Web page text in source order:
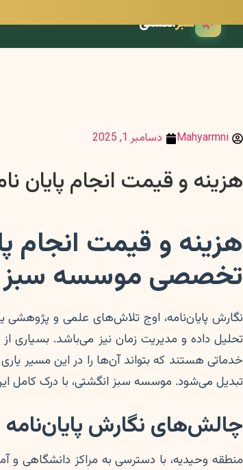
🌿 سبزانگشتی
Mahyarmni دسامبر 1, 2025
هزینه و قیمت انجام پایان
هزینه و قیمت انجام
تخصصی موسسه سبز
نگارش پایان‌نامه، اوج تلاش‌های علمی و
تحلیل داده و مدیریت زمان نیز می‌باشد. بسیاری
خدماتی هستند که بتواند آن‌ها را در این مسیر
تبدیل می‌شود. موسسه سبز انگشتی، با درک کامل
چالش‌های نگارش
منطقه وحیدیه، با دسترسی به مراکز دانشگاهی